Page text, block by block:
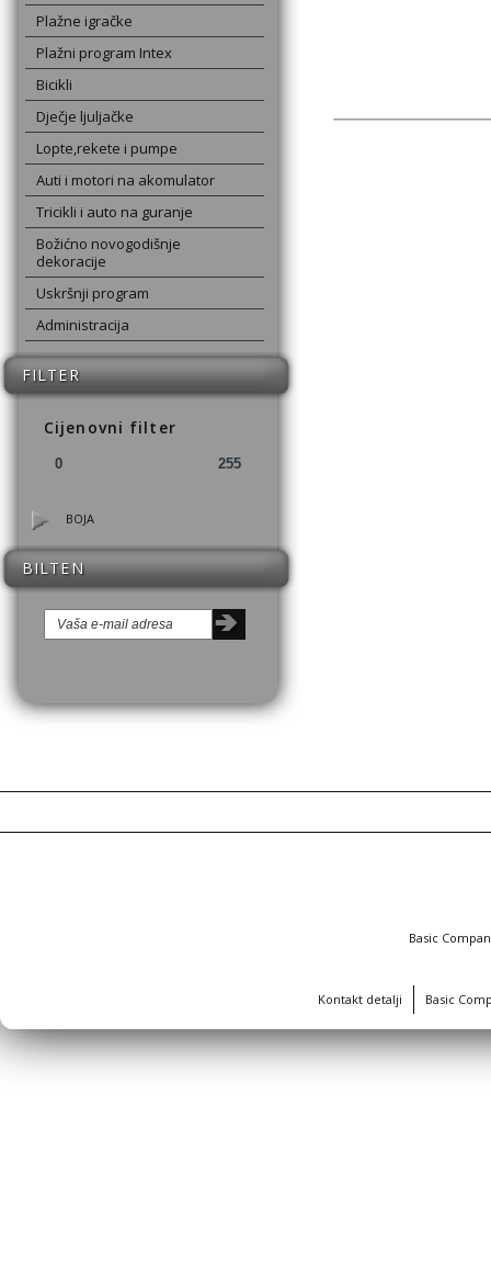
Plažne igračke
Plažni program Intex
Bicikli
Dječje ljuljačke
Lopte,rekete i pumpe
Auti i motori na akomulator
Tricikli i auto na guranje
Božićno novogodišnje
dekoracije
Uskršnji program
Administracija
FILTER
Cijenovni filter
BOJA
BILTEN
Basic
Kontakt detalji Basic